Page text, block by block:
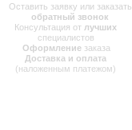
Оставить заявку или заказать
обратный звонок
Консультация от лучших
специалистов
Оформление заказа
Доставка и оплата
(наложенным платежом)